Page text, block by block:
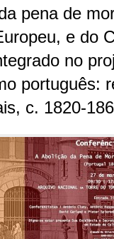
pena de
e do
no
português:
c. 1820-